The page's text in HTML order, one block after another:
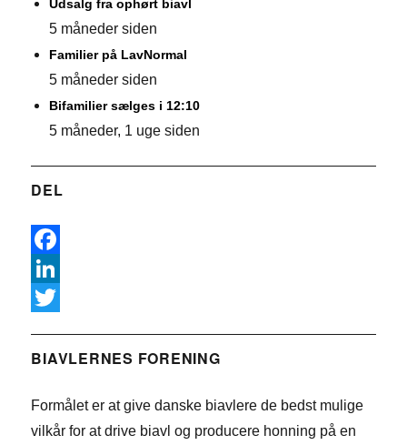
Udsalg fra ophørt biavl
5 måneder siden
Familier på LavNormal
5 måneder siden
Bifamilier sælges i 12:10
5 måneder, 1 uge siden
DEL
F
a
e
o
L
n
e
w
t
BIAVLERNES FORENING
Formålet er at give danske biavlere de bedst mulige
vilkår for at drive biavl og producere honning på en